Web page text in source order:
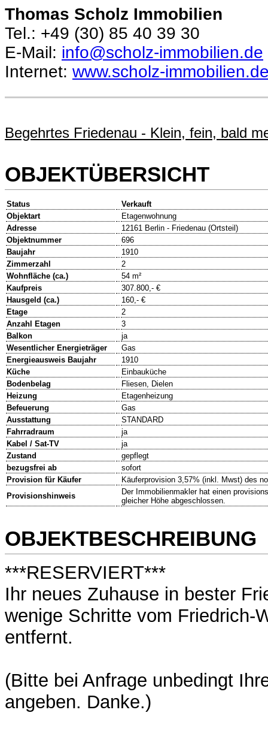
Thomas Scholz Immobilien
Tel.: +49 (30) 85 40 39 30
E-Mail: info@scholz-immobilien.de
Internet: www.scholz-
Begehrtes Friedenau - Klein, fein, bald
OBJEKTÜBERSICHT
Status
Verkauft
Objektart
Etagenwohnung
Adresse
12161 Berlin - Friedenau (Ortsteil)
Objektnummer
696
Baujahr
1910
Zimmerzahl
2
Wohnfläche (ca.)
54 m²
Kaufpreis
307.800,- €
Hausgeld (ca.)
160,- €
Etage
2
Anzahl Etagen
3
Balkon
ja
Wesentlicher Energieträger
Gas
Energieausweis Baujahr
1910
Küche
Einbauküche
Bodenbelag
Fliesen, Dielen
Heizung
Etagenheizung
Befeuerung
Gas
Ausstattung
STANDARD
Fahrradraum
ja
Kabel / Sat-TV
ja
Zustand
gepflegt
bezugsfrei ab
sofort
Provision für Käufer
Käuferprovision 3,57% (inkl. Mwst) des
Provisionshinweis
Der Immobilienmakler hat einen
gleicher Höhe abgeschlossen.
OBJEKTBESCHREIBUNG
***RESERVIERT***
Ihr neues Zuhause in bester
wenige Schritte vom Friedrich-
entfernt.
(Bitte bei Anfrage unbedingt
angeben. Danke.)